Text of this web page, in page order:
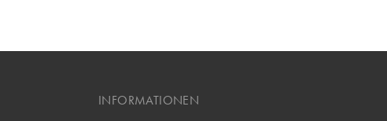
INFORMATIONEN